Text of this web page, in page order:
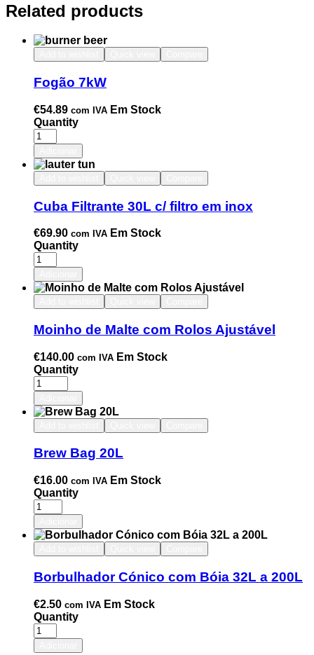
Related products
Fogão 7kW
€54.89 com IVA Em Stock
Quantity
Cuba Filtrante 30L c/ filtro em inox
€69.90 com IVA Em Stock
Quantity
Moinho de Malte com Rolos Ajustável
€140.00 com IVA Em Stock
Quantity
Brew Bag 20L
€16.00 com IVA Em Stock
Quantity
Borbulhador Cónico com Bóia 32L a 200L
€2.50 com IVA Em Stock
Quantity